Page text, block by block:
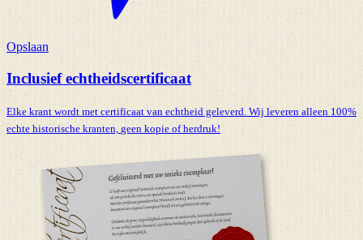
Opslaan
Inclusief echtheidscertificaat
Elke krant wordt met certificaat van echtheid geleverd. Wij leveren alleen 100%
echte historische kranten, geen kopie of herdruk!